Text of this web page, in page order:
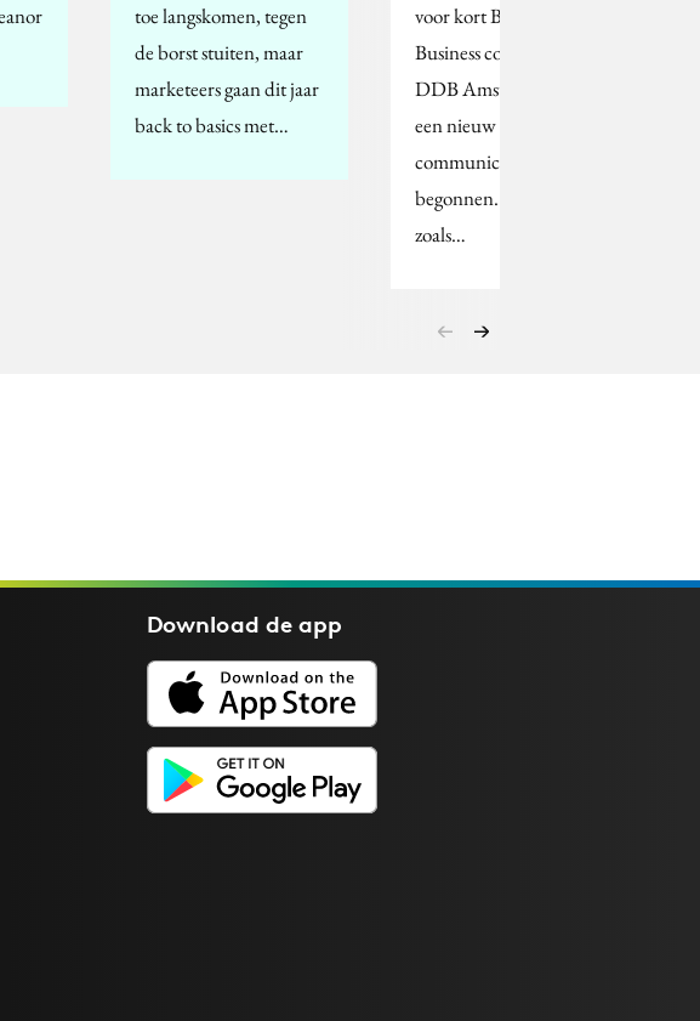
toe langskomen, tegen
de borst stuiten, maar
marketeers gaan dit jaar
back to basics met…
voor kort Brand &
Business consultant bij
DDB Amsterdam, is
een nieuw
communicatiebureau
begonnen. Bureau1835,
zoals…
Download deapp